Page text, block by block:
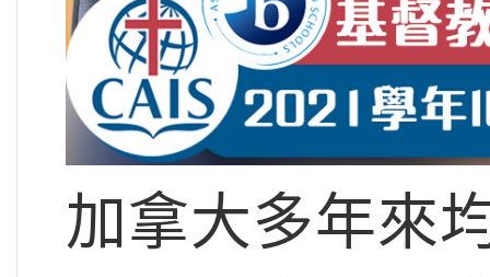
加拿大多年來